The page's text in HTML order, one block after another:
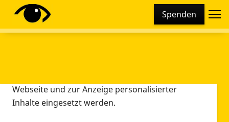
Spenden
Diese Webseite setzt verschiedene Cookies und
Tracking-Tools ein. Dies beinhaltet Cookies und
Webseite und zur Anzeige personalisierter
Inhalte eingesetzt werden.